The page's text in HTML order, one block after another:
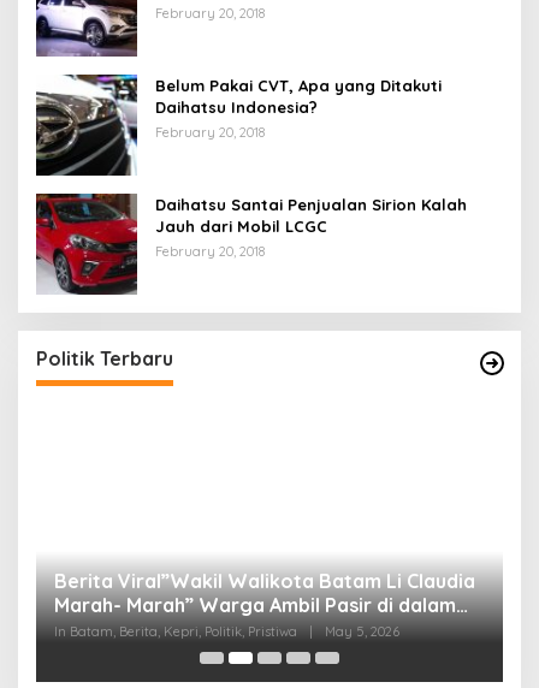
February 20, 2018
Belum Pakai CVT, Apa yang Ditakuti
Daihatsu Indonesia?
February 20, 2018
Daihatsu Santai Penjualan Sirion Kalah
Jauh dari Mobil LCGC
February 20, 2018
Politik Terbaru
Berita Viral”Wakil Walikota Batam Li Claudia
Marah- Marah” Warga Ambil Pasir di dalam
Parit, Dinilai Rusak Harkat Martabat dan Lukai
Perasaan Warga
In Batam, Berita, Kepri, Politik, Pristiwa | May 5, 2026